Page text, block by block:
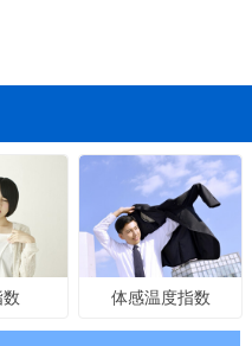
体感温度指数